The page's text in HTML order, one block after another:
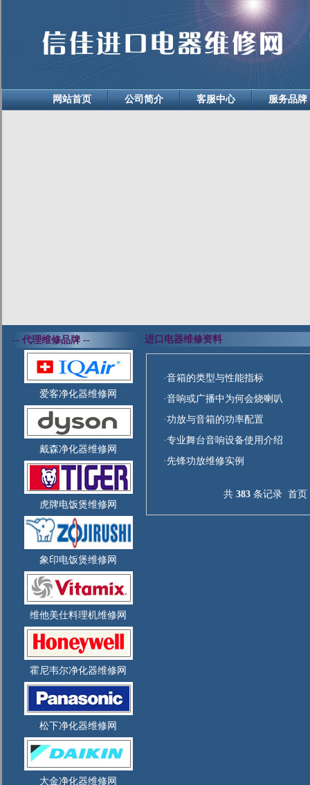
网站首页 公司简介 客服中心 服务品牌
-- 代理维修品牌 --
爱客净化器维修网
戴森净化器维修网
虎牌电饭煲维修网
象印电饭煲维修网
维他美仕料理机维修网
霍尼韦尔净化器维修网
松下净化器维修网
大金净化器维修网
进口电器维修资料
·音箱的类型与性能指标
·音响或广播中为何会烧喇叭
·功放与音箱的功率配置
·专业舞台音响设备使用介绍
·先锋功放维修实例
共 383条记录 首页